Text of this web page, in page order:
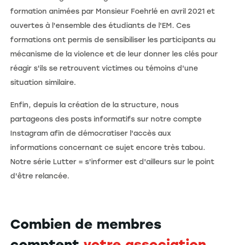
formation animées par Monsieur Foehrlé en avril 2021 et
ouvertes à l'ensemble des étudiants de l'EM. Ces
formations ont permis de sensibiliser les participants au
mécanisme de la violence et de leur donner les clés pour
réagir s'ils se retrouvent victimes ou témoins d'une
situation similaire.
Enfin, depuis la création de la structure, nous
partageons des posts informatifs sur notre compte
Instagram afin de démocratiser l'accès aux
informations concernant ce sujet encore très tabou.
Notre série Lutter = s'informer est d'ailleurs sur le point
d'être relancée.
Combien de membres